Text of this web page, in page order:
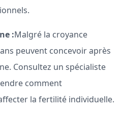
:Malgré la croyance
peuvent concevoir après
Consultez un spécialiste
comment
la fertilité individuelle.